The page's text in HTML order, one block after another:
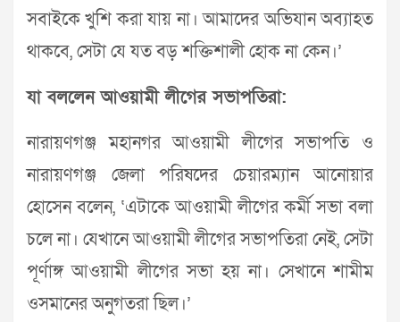
সবাইকে খুশি করা যায় না। আমাদের অভিযান অব্যাহত
থাকবে, সেটা যে যত বড় শক্তিশালী হোক না কেন।’
যা বললেন আওয়ামী লীগের সভাপতিরা:
নারায়ণগঞ্জ মহানগর আওয়ামী লীগের সভাপতি ও
নারায়ণগঞ্জ জেলা পরিষদের চেয়ারম্যান আনোয়ার
হোসেন বলেন, ‘এটাকে আওয়ামী লীগের কর্মী সভা বলা
চলে না। যেখানে আওয়ামী লীগের সভাপতিরা নেই, সেটা
পূর্ণাঙ্গ আওয়ামী লীগের সভা হয় না। সেখানে শামীম
ওসমানের অনুগতরা ছিল।’